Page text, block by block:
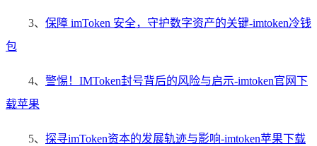
3、 保障 imToken 安全，守护数字资产的关键-imtoken冷钱
包
4、 警惕！IMToken封号背后的风险与启示-imtoken官网下
载苹果
5、 探寻imToken资本的发展轨迹与影响-imtoken苹果下载